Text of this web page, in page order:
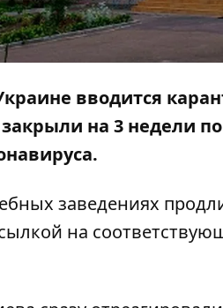
вводится
на 3 недели
заведениях
на